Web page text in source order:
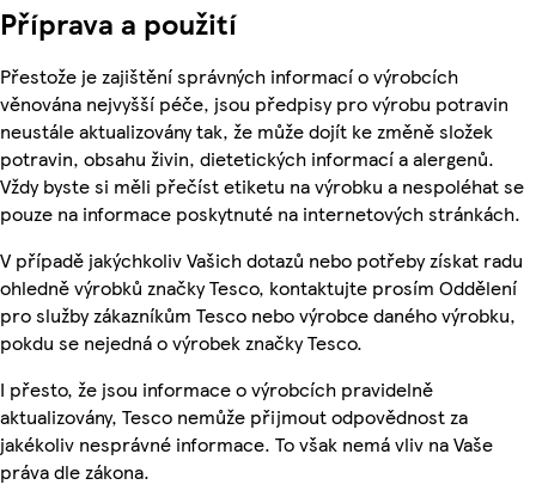
Příprava a použití
Přestože je zajištění správných informací o výrobcích
věnována nejvyšší péče, jsou předpisy pro výrobu potravin
neustále aktualizovány tak, že může dojít ke změně složek
potravin, obsahu živin, dietetických informací a alergenů.
Vždy byste si měli přečíst etiketu na výrobku a nespoléhat se
pouze na informace poskytnuté na internetových stránkách.
V případě jakýchkoliv Vašich dotazů nebo potřeby získat radu
ohledně výrobků značky Tesco, kontaktujte prosím Oddělení
pro služby zákazníkům Tesco nebo výrobce daného výrobku,
pokdu se nejedná o výrobek značky Tesco.
I přesto, že jsou informace o výrobcích pravidelně
aktualizovány, Tesco nemůže přijmout odpovědnost za
jakékoliv nesprávné informace. To však nemá vliv na Vaše
práva dle zákona.